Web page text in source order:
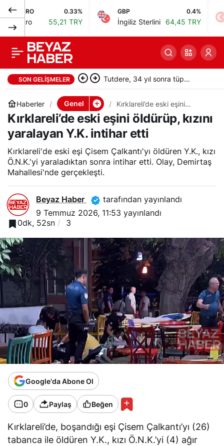
0.33%
55,21 TRY
GBP
İngiliz Sterlini 64,45 TRY
BIST
Bist
SON GELIŞMELER
Tutdere, 34 yıl sonra tüp
bebekle ikizleri olan aileyi
ziyaret etti
Haberler Genel
Kırklareli’de eski eşini
öldürüp, kızını yaralayan Y.K.
intihar etti
Kırklareli’de eski eşini öldürüp, kızını
yaralayan Y.K. intihar etti
Kırklareli'de eski eşi Çisem Çalkantı'yı öldüren Y.K., kızı
Ö.N.K.'yi yaraladıktan sonra intihar etti. Olay, Demirtaş
Mahallesi'nde gerçekleşti.
Beyaz Haber
tarafından yayınlandı
9 Temmuz 2026, 11:53 yayınlandı
0dk, 52sn
3
Google'da Abone Ol
0 Paylaş Beğen
Kırklareli’de, boşandığı eşi Çisem Çalkantı’yı (26)
tabanca ile öldüren Y.K., kızı Ö.N.K.’yi (4) ağır
Rojin’in babası: Yeni
avukatlar, tüm
incelemeleri yeniden
Paylaş